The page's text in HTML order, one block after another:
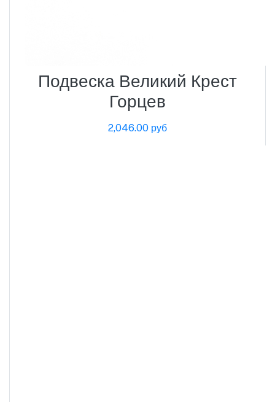
Подвеска Великий Крест
Горцев
2,046.00 руб